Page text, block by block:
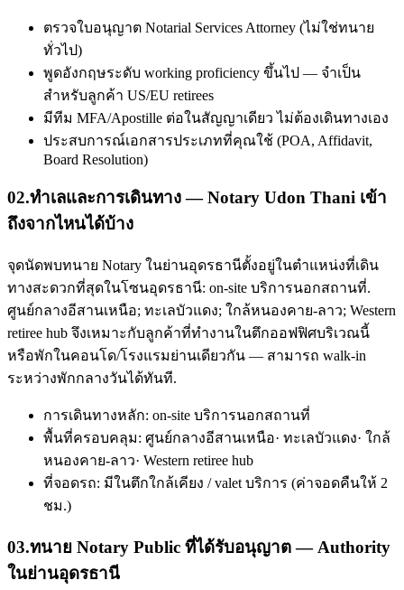
ตรวจใบอนุญาต Notarial Services Attorney (ไม่ใช่ทนาย
ทั่วไป)
พูดอังกฤษระดับ working proficiency ขึ้นไป — จำเป็น
สำหรับลูกค้า US/EU retirees
มีทีม MFA/Apostille ต่อในสัญญาเดียว ไม่ต้องเดินทางเอง
ประสบการณ์เอกสารประเภทที่คุณใช้ (POA, Affidavit,
Board Resolution)
02.ทำเลและการเดินทาง — Notary Udon Thani เข้า
ถึงจากไหนได้บ้าง
จุดนัดพบทนาย Notary ในย่านอุดรธานีตั้งอยู่ในตำแหน่งที่เดิน
ทางสะดวกที่สุดในโซนอุดรธานี: on-site บริการนอกสถานที่.
ศูนย์กลางอีสานเหนือ; ทะเลบัวแดง; ใกล้หนองคาย-ลาว; Western
retiree hub จึงเหมาะกับลูกค้าที่ทำงานในตึกออฟฟิศบริเวณนี้
หรือพักในคอนโด/โรงแรมย่านเดียวกัน — สามารถ walk-in
ระหว่างพักกลางวันได้ทันที.
การเดินทางหลัก: on-site บริการนอกสถานที่
พื้นที่ครอบคลุม: ศูนย์กลางอีสานเหนือ· ทะเลบัวแดง· ใกล้
หนองคาย-ลาว· Western retiree hub
ที่จอดรถ: มีในตึกใกล้เคียง / valet บริการ (ค่าจอดคืนให้ 2
ชม.)
03.ทนาย Notary Public ที่ได้รับอนุญาต — Authority
ในย่านอุดรธานี